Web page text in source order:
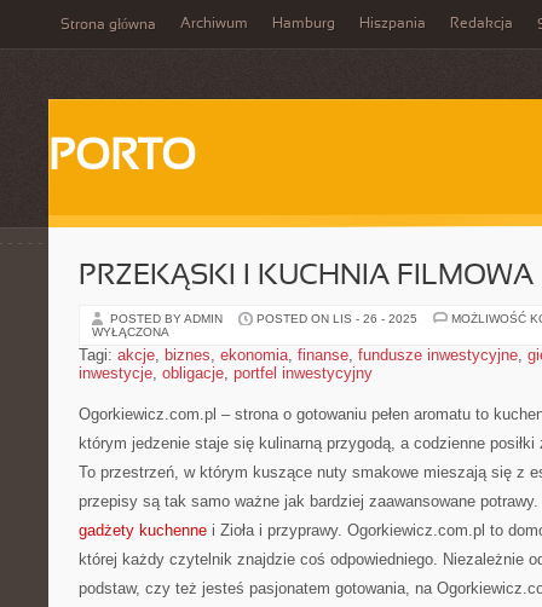
Strona główna Archiwum Hamburg Hiszpania Redakcja
PORTO
PRZEKĄSKI I KUCHNIA FILMOWA
POSTED BY ADMIN POSTED ON LIS - 26 - 2025
MOŻLIWOŚĆ
WYŁĄCZONA
Tagi: akcje, biznes, ekonomia, finanse, fundusze inwestycyjne,
inwestycje, obligacje, portfel inwestycyjny
Ogorkiewicz.com.pl – strona o gotowaniu pełen aromatu to
którym jedzenie staje się kulinarną przygodą, a codzienne posiłki
To przestrzeń, w którym kuszące nuty smakowe mieszają się z
przepisy są tak samo ważne jak bardziej zaawansowane
gadżety kuchenne i Zioła i przyprawy. Ogorkiewicz.com.pl to
której każdy czytelnik znajdzie coś odpowiedniego. Niezależnie
podstaw, czy też jesteś pasjonatem gotowania, na